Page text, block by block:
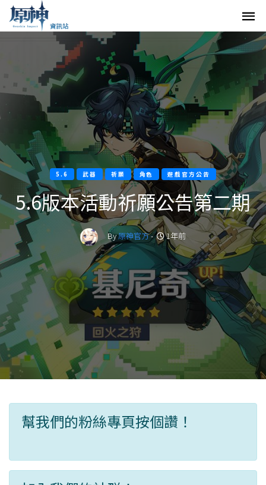
5.6 武器 祈願 角色 遊戲官方公告
5.6版本活動祈願公告第二期
By原神官方- 1年前
幫我們的粉絲專頁按個讚！